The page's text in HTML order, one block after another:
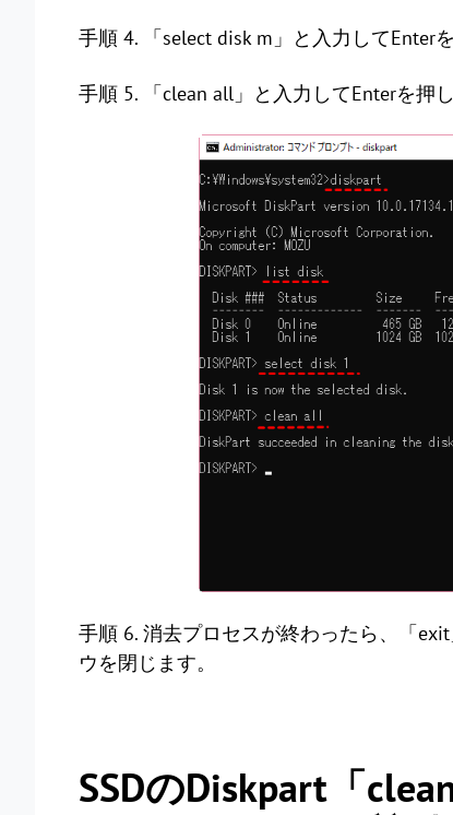
手順 4. 「select disk m」と入力してEnter
手順 5. 「clean all」と入力してEnterを押し
手順 6. 消去プロセスが終わったら、「
ウを閉じます。
SSDのDiskpart「